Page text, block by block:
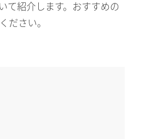
て紹介します。おすすめの
ださい。